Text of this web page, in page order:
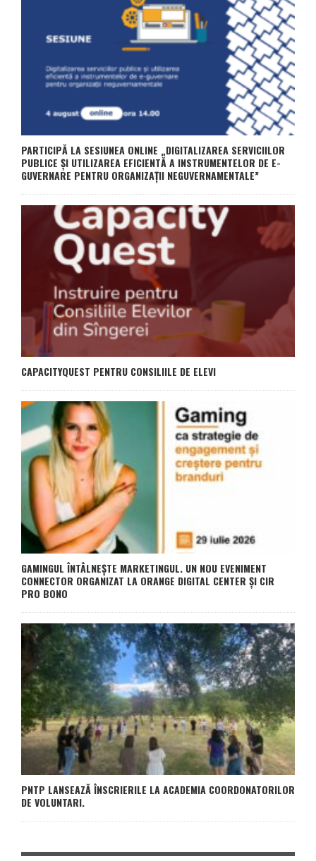
PARTICIPĂ LA SESIUNEA ONLINE „DIGITALIZAREA SERVICIILOR
PUBLICE ȘI UTILIZAREA EFICIENTĂ A INSTRUMENTELOR DE E-
GUVERNARE PENTRU ORGANIZAȚII NEGUVERNAMENTALE”
CAPACITYQUEST PENTRU CONSILIILE DE ELEVI
GAMINGUL ÎNTÂLNEȘTE MARKETINGUL. UN NOU EVENIMENT
CONNECTOR ORGANIZAT LA ORANGE DIGITAL CENTER ȘI CIR
PRO BONO
PNTP LANSEAZĂ ÎNSCRIERILE LA ACADEMIA COORDONATORILOR
DE VOLUNTARI.